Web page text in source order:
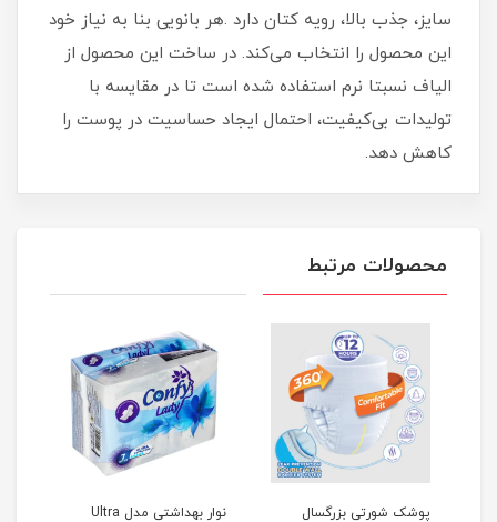
سایز، جذب بالا، رویه کتان دارد .هر بانویی بنا به نیاز خود
این محصول را انتخاب می‌کند. در ساخت این محصول از
الیاف نسبتا نرم استفاده شده است تا در مقایسه با
تولیدات بی‌کیفیت، احتمال ایجاد حساسیت در پوست را
کاهش دهد.
محصولات مرتبط
پوشک شورتی بزرگسال
نوار بهداشتی مدل Ultra